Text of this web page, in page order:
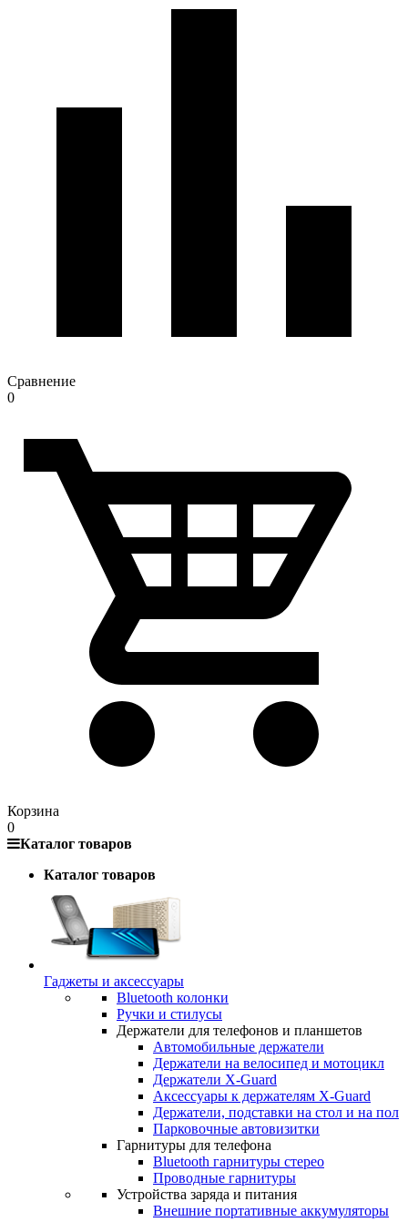
Сравнение
0
Корзина
0
Каталог товаров
Каталог товаров
Гаджеты и аксессуары
Bluetooth колонки
Ручки и стилусы
Держатели для телефонов и планшетов
Автомобильные держатели
Держатели на велосипед и мотоцикл
Держатели X-Guard
Аксессуары к держателям X-Guard
Держатели, подставки на стол и на пол
Парковочные автовизитки
Гарнитуры для телефона
Bluetooth гарнитуры стерео
Проводные гарнитуры
Устройства заряда и питания
Внешние портативные аккумуляторы